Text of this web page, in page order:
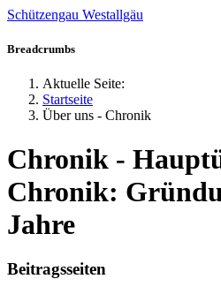
Schützengau Westallgäu
Breadcrumbs
Aktuelle Seite:
Startseite
Über uns - Chronik
Chronik -
Chronik:
Jahre
Beitragsseiten
Jahr
Monat
Jahr
Monat